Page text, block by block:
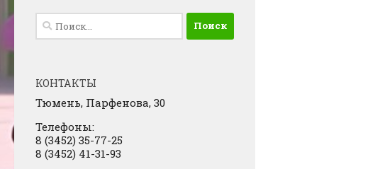
Найти:
КОНТАКТЫ
Тюмень, Парфенова, 30
Телефоны:
8 (3452) 35-77-25
8 (3452) 41-31-93